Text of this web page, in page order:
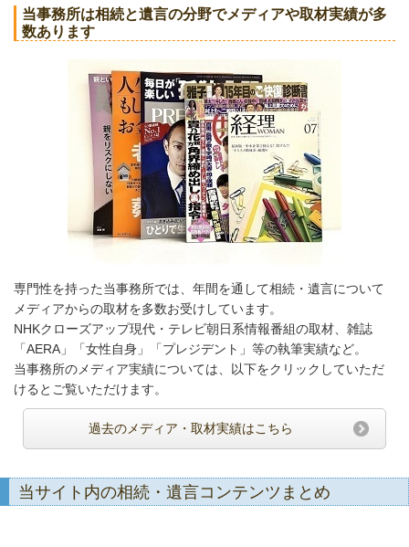
当事務所は相続と遺言の分野でメディアや取材実績が多
数あります
専門性を持った当事務所では、年間を通して相続・遺言について
メディアからの取材を多数お受けしています。
NHKクローズアップ現代・テレビ朝日系情報番組の取材、雑誌
「AERA」「女性自身」「プレジデント」等の執筆実績など。
当事務所のメディア実績については、以下をクリックしていただ
けるとご覧いただけます。
過去のメディア・取材実績はこちら
当サイト内の相続・遺言コンテンツまとめ